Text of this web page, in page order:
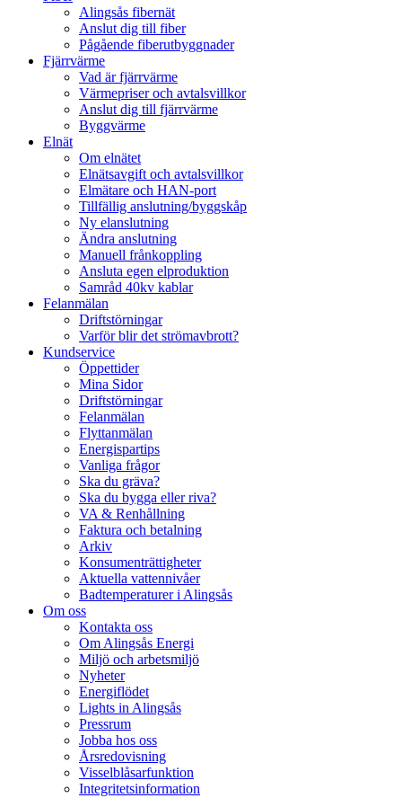
Alingsås fibernät
Anslut dig till fiber
Pågående fiberutbyggnader
Fjärrvärme
Vad är fjärrvärme
Värmepriser och avtalsvillkor
Anslut dig till fjärrvärme
Byggvärme
Elnät
Om elnätet
Elnätsavgift och avtalsvillkor
Elmätare och HAN-port
Tillfällig anslutning/byggskåp
Ny elanslutning
Ändra anslutning
Manuell frånkoppling
Ansluta egen elproduktion
Samråd 40kv kablar
Felanmälan
Driftstörningar
Varför blir det strömavbrott?
Kundservice
Öppettider
Mina Sidor
Driftstörningar
Felanmälan
Flyttanmälan
Energispartips
Vanliga frågor
Ska du gräva?
Ska du bygga eller riva?
VA & Renhållning
Faktura och betalning
Arkiv
Konsumenträttigheter
Aktuella vattennivåer
Badtemperaturer i Alingsås
Om oss
Kontakta oss
Om Alingsås Energi
Miljö och arbetsmiljö
Nyheter
Energiflödet
Lights in Alingsås
Pressrum
Jobba hos oss
Årsredovisning
Visselblåsarfunktion
Integritetsinformation